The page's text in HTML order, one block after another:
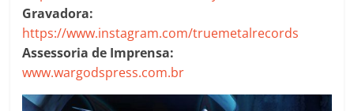
Gravadora:
https://www.instagram.com/truemetalrecords
Assessoria de Imprensa:
www.wargodspress.com.br